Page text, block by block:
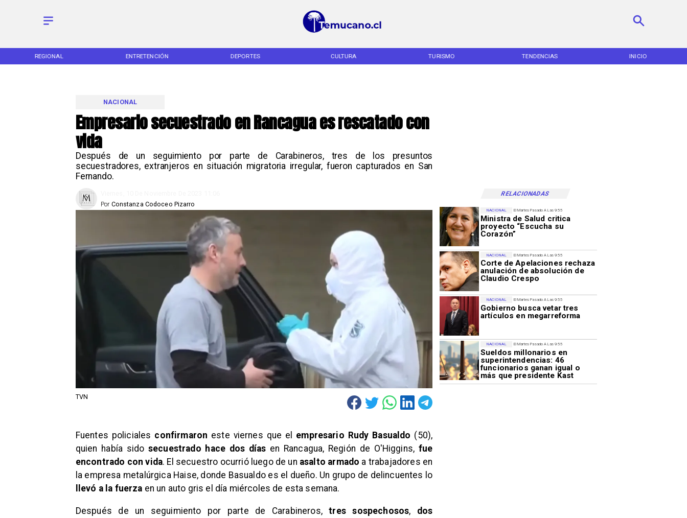
REGIONAL ENTRETENCIÓN DEPORTES CULTURA TURISMO TENDENCIAS INICIO
Empresario secuestrado en Rancagua es rescatado con
vida
Después de un seguimiento por parte de Carabineros, tres de los presuntos
secuestradores, extranjeros en situación migratoria irregular, fueron capturados en San
Fernando.
NACIONAL
RELACIONADAS
Constanza Codoceo Pizarro
Por
TVN
El Martes Pasado A Las 9:55
Ministra de Salud critica
proyecto “Escucha su
Corazón”
NACIONAL
El Martes Pasado A Las 9:55
Corte de Apelaciones rechaza
anulación de absolución de
Claudio Crespo
NACIONAL
El Martes Pasado A Las 9:55
Gobierno busca vetar tres
artículos en megarreforma
NACIONAL
El Martes Pasado A Las 9:55
Sueldos millonarios en
superintendencias: 46
funcionarios ganan igual o
más que presidente Kast
NACIONAL
Fuentes policiales confirmaron este viernes que el empresario Rudy Basualdo (50),
quien había sido secuestrado hace dos días en Rancagua, Región de O'Higgins, fue
encontrado con vida. El secuestro ocurrió luego de un asalto armado a trabajadores en
la empresa metalúrgica Haise, donde Basualdo es el dueño. Un grupo de delincuentes lo
llevó a la fuerza en un auto gris el día miércoles de esta semana.
Después de un seguimiento por parte de Carabineros,tres sospechosos, dos